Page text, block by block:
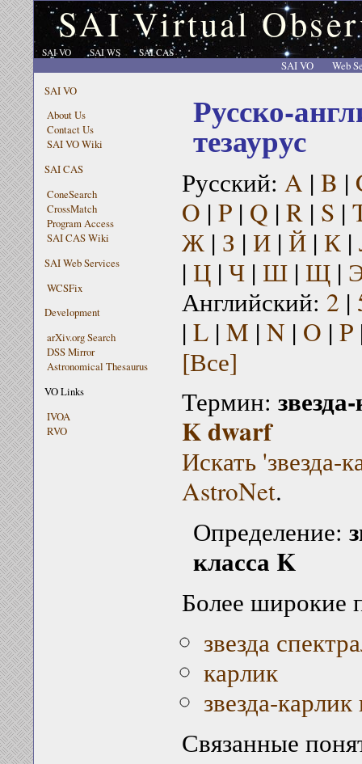
SAI Virtual
SAI VO SAI WS SAI CAS
SAI VO
Web
SAI VO
About Us
Contact Us
SAI VO Wiki
SAI CAS
ConeSearch
CrossMatch
Program Access
SAI CAS Wiki
SAI Web Services
WCSFix
Development
arXiv.org Search
DSS Mirror
Astronomical Thesaurus
VO Links
IVOA
RVO
Русско-
тезаурус
Русский: A | B |
O | P| Q | R| S |
Ж| З | И| Й| К|
| Ц| Ч| Ш| Щ|
Английский: 2 |
| L| M | N | O | P
[Все]
Термин:
K dwarf
Искать 'звезда-
AstroNet.
Определение:
класса K
Более широкие
звезда
карлик
звезда-
Связанные